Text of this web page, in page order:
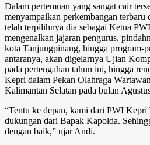
Dalam pertemuan yang sangat cair
menyampaikan perkembangan
telah terpilihnya dia sebagai Ketua
mengenalkan jajaran pengurus,
kota Tanjungpinang, hingga program-
antaranya, akan digelarnya Ujian
pada pertengahan tahun ini, hingga
Kepri dalam Pekan Olahraga
Kalimantan Selatan pada bulan
“Tentu ke depan, kami dari PWI Kepri
dukungan dari Bapak Kapolda.
dengan baik,” ujar Andi.